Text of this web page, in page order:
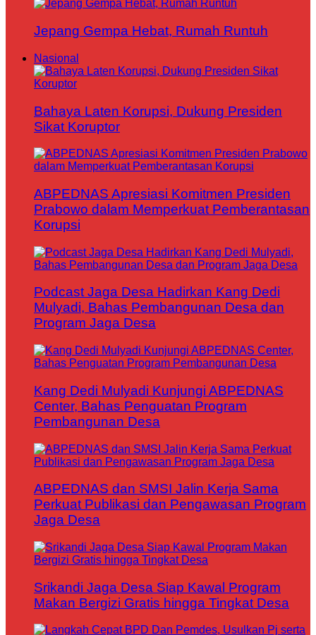
Jepang Gempa Hebat, Rumah Runtuh
Nasional
Bahaya Laten Korupsi, Dukung Presiden
Sikat Koruptor
ABPEDNAS Apresiasi Komitmen Presiden
Prabowo dalam Memperkuat Pemberantasan
Korupsi
Podcast Jaga Desa Hadirkan Kang Dedi
Mulyadi, Bahas Pembangunan Desa dan
Program Jaga Desa
Kang Dedi Mulyadi Kunjungi ABPEDNAS
Center, Bahas Penguatan Program
Pembangunan Desa
ABPEDNAS dan SMSI Jalin Kerja Sama
Perkuat Publikasi dan Pengawasan Program
Jaga Desa
Srikandi Jaga Desa Siap Kawal Program
Makan Bergizi Gratis hingga Tingkat Desa